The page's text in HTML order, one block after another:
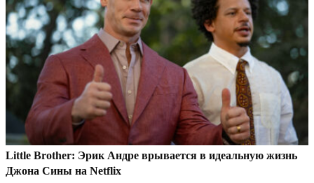
Little Brother: Эрик Андре врывается в идеальную жизнь
Джона Сины на Netflix